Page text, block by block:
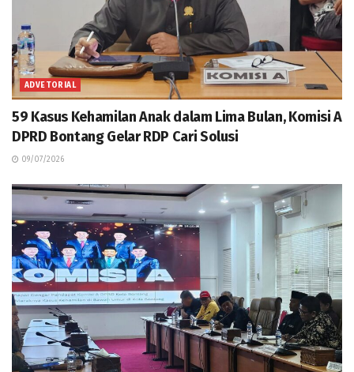
ADVETORIAL
59 Kasus Kehamilan Anak dalam Lima Bulan, Komisi A
DPRD Bontang Gelar RDP Cari Solusi
09/07/2026